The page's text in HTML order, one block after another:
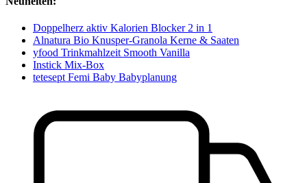
Doppelherz aktiv Kalorien Blocker 2 in 1
Alnatura Bio Knusper-Granola Kerne & Saaten
yfood Trinkmahlzeit Smooth Vanilla
Instick Mix-Box
tetesept Femi Baby Babyplanung